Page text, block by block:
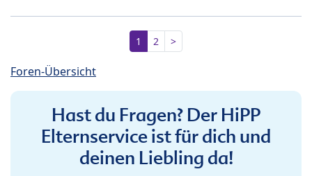
1 2 >
Foren-Übersicht
Hast du Fragen? Der HiPP
Elternservice ist für dich und
deinen Liebling da!